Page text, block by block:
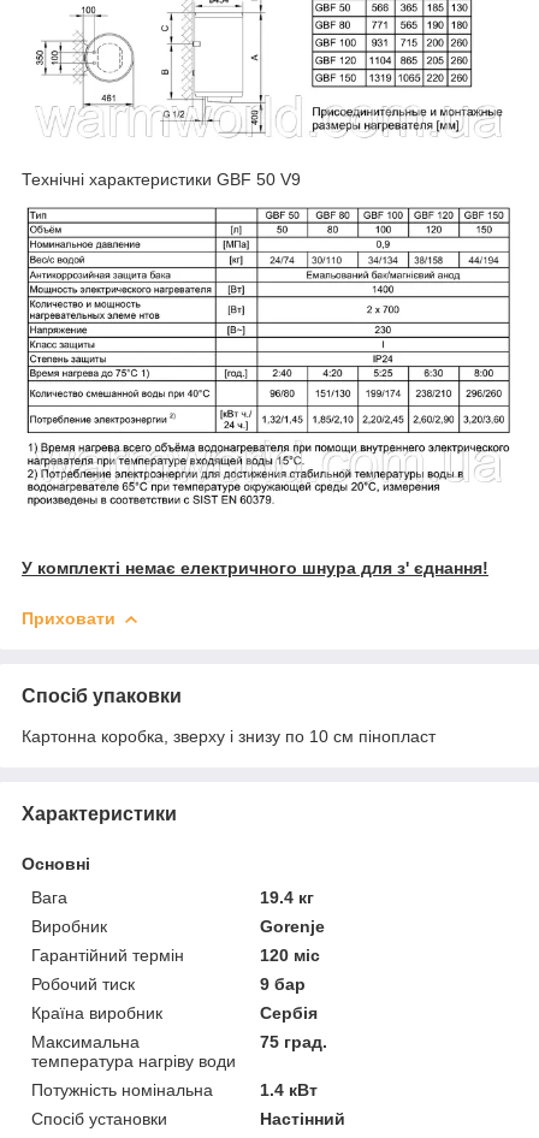
Технічні характеристики GBF 50 V9
У комплекті немає електричного шнура для з' єднання!
Приховати
Спосіб упаковки
Картонна коробка, зверху і знизу по 10 см пінопласт
Характеристики
Основні
Вага
19.4 кг
Виробник
Gorenje
Гарантійний термін
120 міс
Робочий тиск
9 бар
Країна виробник
Сербія
Максимальна
температура нагріву води
75 град.
Потужність номінальна
1.4 кВт
Спосіб установки
Настінний